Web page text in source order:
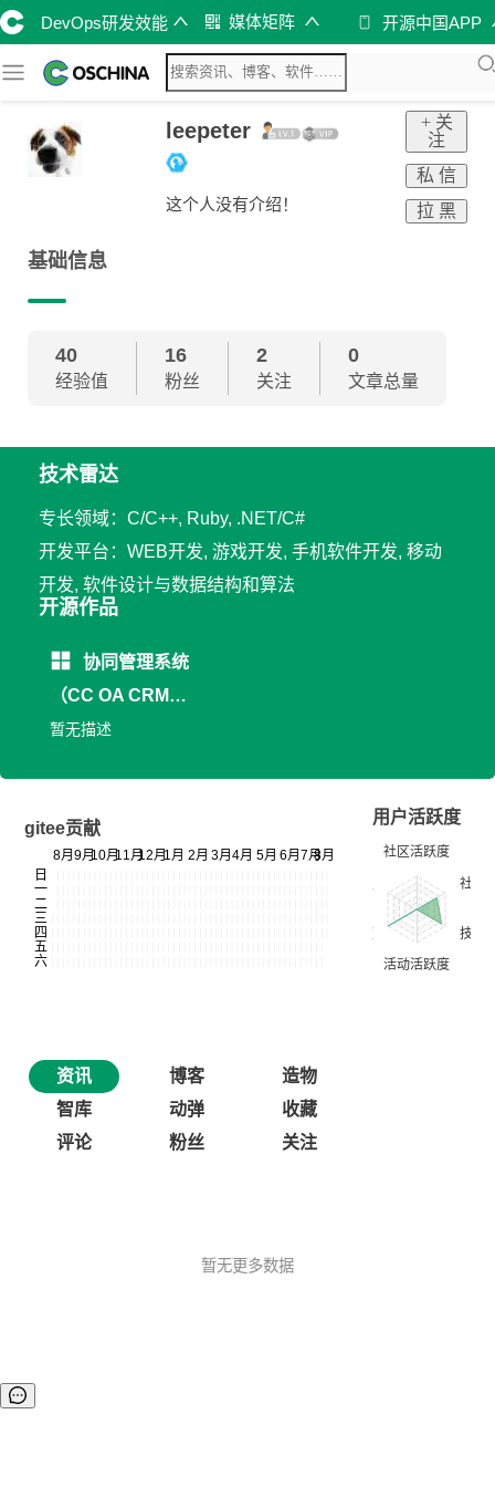
DevOps研发效能 媒体矩阵 开源中国APP
leepeter
这个人没有介绍！
+ 关
注
私 信
拉 黑
基础信息
40
经验值
16
粉丝
2
关注
0
文章总量
技术雷达
专长领域：C/C++, Ruby, .NET/C#
开发平台：WEB开发, 游戏开发, 手机软件开发, 移动
开发, 软件设计与数据结构和算法
开源作品
协同管理系统
（CC OA CRM
PB HR DL）
暂无描述
gitee贡献
用户活跃度
资讯 博客
造物
智库
动弹
收藏
评论
粉丝 关注
暂无更多数据